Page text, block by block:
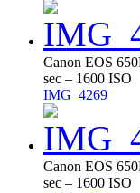
Canon EOS
sec – 1600 ISO
IMG_4269
Canon EOS
sec – 1600 ISO